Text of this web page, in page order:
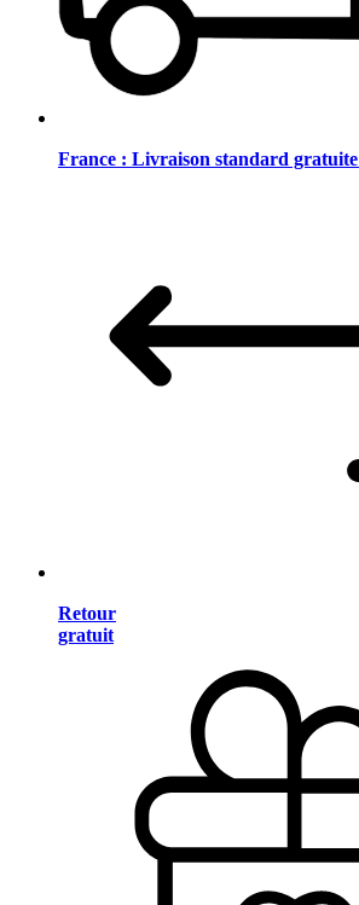
France : Livraison standard gratuite
Retour
gratuit